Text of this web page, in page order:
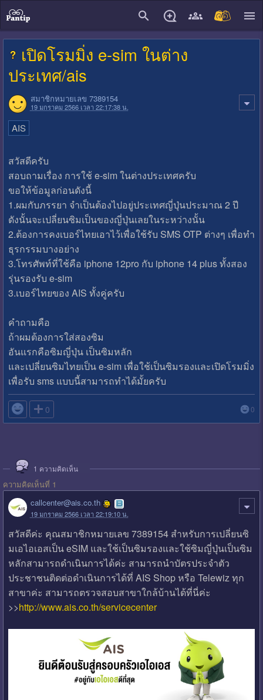
เปิดโรมมิ่ง e-sim ในต่าง
ประเทศ/ais
สมาชิกหมายเลข 7389154
19 มกราคม 2566 เวลา 22:17:38 น.
AIS
สวัสดีครับ
สอบถามเรื่อง การใช้ e-sim ในต่างประเทศครับ
ขอให้ข้อมูลก่อนดังนี้
1.ผมกับภรรยา จำเป็นต้องไปอยู่ประเทศญี่ปุ่นประมาณ 2 ปี
ดังนั้นจะเปลี่ยนซิมเป็นของญี่ปุ่นเลยในระหว่างนั้น
2.ต้องการคงเบอร์ไทยเอาไว้เพื่อใช้รับ SMS OTP ต่างๆ เพื่อทำ
ธุรกรรมบางอย่าง
3.โทรศัพท์ที่ใช้คือ iphone 12pro กับ iphone 14 plus ทั้งสอง
รุ่นรองรับ e-sim
3.เบอร์ไทยของ AIS ทั้งคู่ครับ
คำถามคือ
ถ้าผมต้องการใส่สองซิม
อันแรกคือซิมญี่ปุ่น เป็นซิมหลัก
และเปลี่ยนซิมไทยเป็น e-sim เพื่อใช้เป็นซิมรองและเปิดโรมมิ่ง
เพื่อรับ sms แบบนี้สามารถทำได้มั้ยครับ
 0 0
1 ความคิดเห็น
ความคิดเห็นที่ 1
callcenter@ais.co.th
19 มกราคม 2566 เวลา 22:19:10 น.
สวัสดีค่ะ คุณสมาชิกหมายเลข 7389154 สำหรับการเปลี่ยนซิ
มเอไอเอสเป็น eSIM และใช้เป็นซิมรองและใช้ซิมญี่ปุ่นเป็นซิม
หลักสามารถดำเนินการได้ค่ะ สามารถนำบัตรประจำตัว
ประชาชนติดต่อดำเนินการได้ที่ AIS Shop หรือ Telewiz ทุก
สาขาค่ะ สามารถตรวจสอบสาขาใกล้บ้านได้ที่นี่ค่ะ
>>http://www.ais.co.th/servicecenter
close